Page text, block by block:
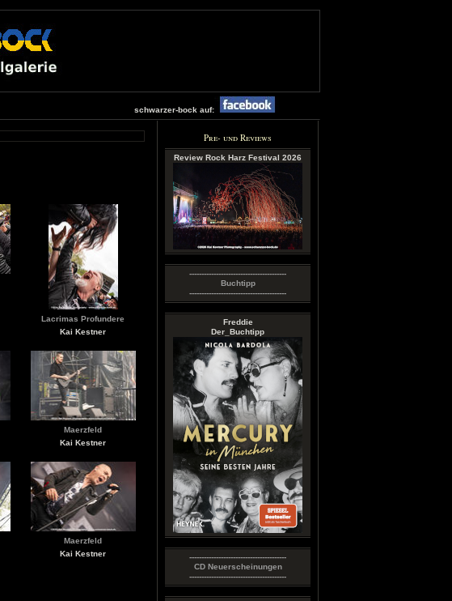
schwarzer-bock auf:
Pre- und Reviews
Review Rock Harz Festival 2026
----------------------------------------
Buchtipp
----------------------------------------
Freddie
Der_Buchtipp
----------------------------------------
CD Neuerscheinungen
----------------------------------------
Lacrimas Profundere
Kai Kestner
Maerzfeld
Kai Kestner
Maerzfeld
Kai Kestner